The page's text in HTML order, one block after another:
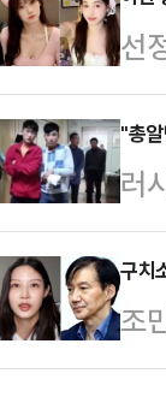
한
윤
의
왕
는
동
라
선
(현
선
승
다.
전
후
"총
러
군
이
라
병
구치
조
족